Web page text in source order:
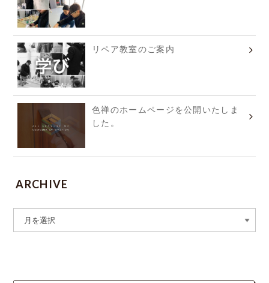
リペア教室のご案内
色禅のホームページを公開いたしま
した。
ARCHIVE